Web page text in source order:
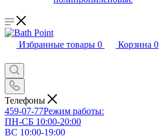
Избранные товары 0 Корзина 0
Телефоны
459-07-77Режим работы:
ПН-СБ 10:00-20:00
ВС 10:00-19:00